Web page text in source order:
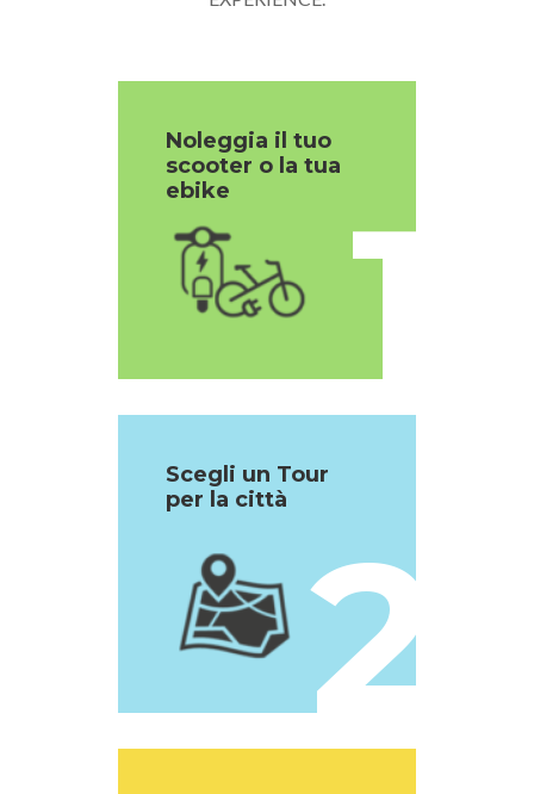
1
Noleggia il tuo
scooter o la tua
ebike
2
Scegli un Tour
per la città